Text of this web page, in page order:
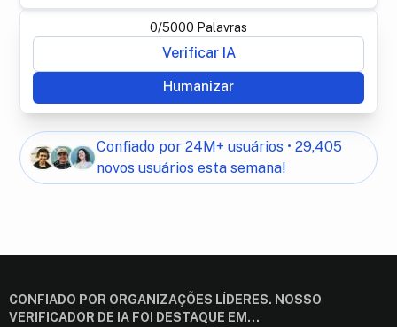
0/5000 Palavras
Verificar IA
Humanizar
Confiado por 24M+ usuários • 29,405
novos usuários esta semana!
CONFIADO POR ORGANIZAÇÕES LÍDERES. NOSSO
VERIFICADOR DE IA FOI DESTAQUE EM…